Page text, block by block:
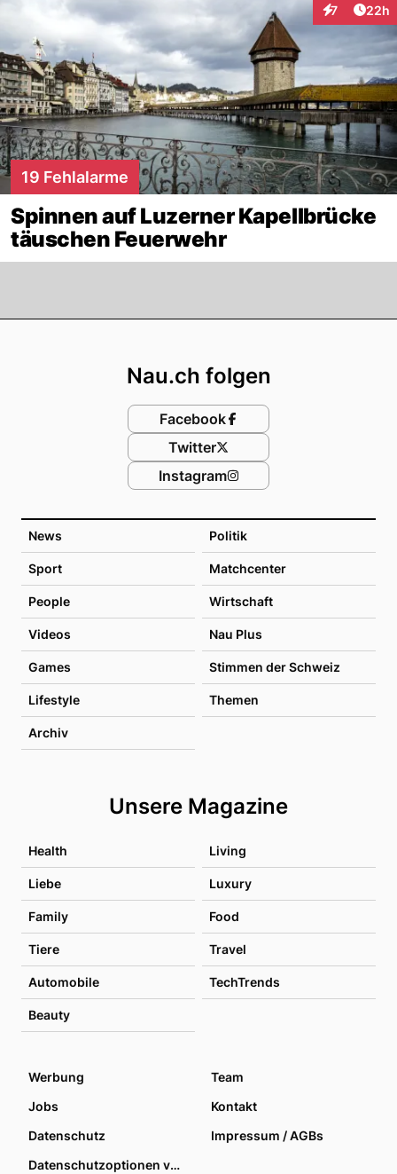
7
Interaktionen
22h
19 Fehlalarme
Spinnen auf Luzerner Kapellbrücke
täuschen Feuerwehr
News Politik
Sport Matchcenter
People Wirtschaft
Videos Nau Plus
Games Stimmen der Schweiz
Lifestyle Themen
Archiv
Unsere Magazine
Health Living
Liebe Luxury
Family Food
Tiere Travel
Automobile TechTrends
Beauty
Nau.ch folgen
Facebook
Twitter
Instagram
Werbung
Team
Jobs
Kontakt
Datenschutz
Impressum / AGBs
Datenschutzoptionen verwalten